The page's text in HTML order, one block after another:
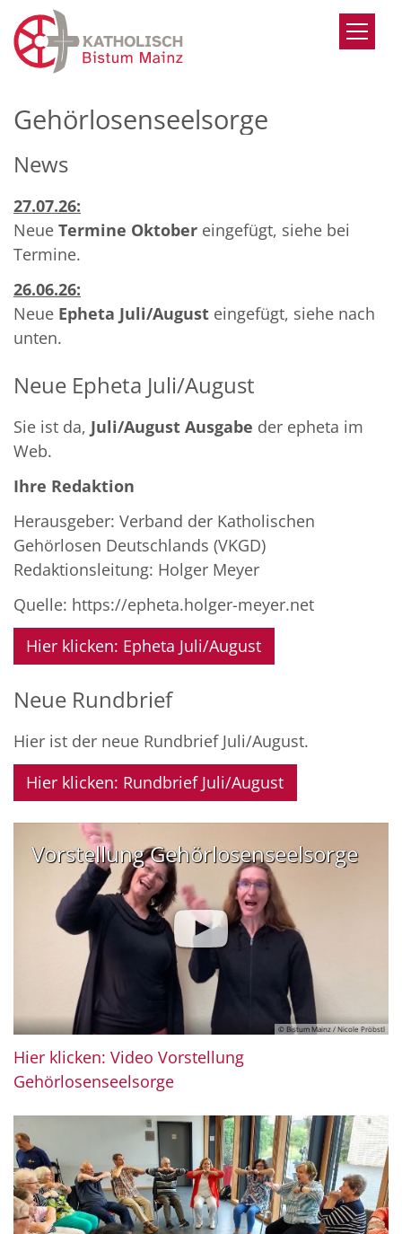
Zum Inhalt springen
Gehörlosenseelsorge
News
27.07.26:
Neue Termine Oktober eingefügt, siehe bei
Termine.
26.06.26:
Neue Epheta Juli/August eingefügt, siehe nach
unten.
Neue Epheta Juli/August
Sie ist da, Juli/August Ausgabe der epheta im
Web.
Ihre Redaktion
Herausgeber: Verband der Katholischen
Gehörlosen Deutschlands (VKGD)
Redaktionsleitung: Holger Meyer
Quelle: https://epheta.holger-meyer.net
Hier klicken: Epheta Juli/August
Neue Rundbrief
Hier ist der neue Rundbrief Juli/August.
Hier klicken: Rundbrief Juli/August
Vorstellung Gehörlosenseelsorge
© Bistum Mainz / Nicole Pröbstl
Hier klicken: Video Vorstellung
Gehörlosenseelsorge